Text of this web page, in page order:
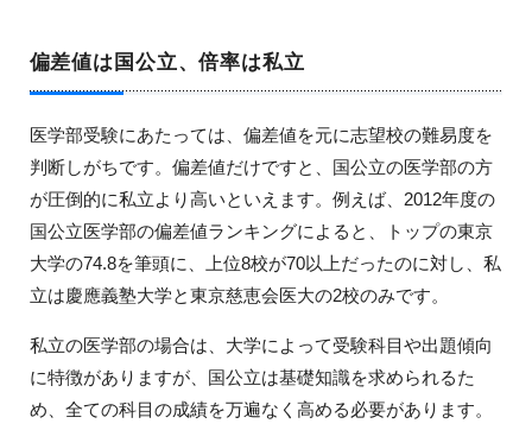
偏差値は国公立、倍率は私立
医学部受験にあたっては、偏差値を元に志望校の難易度を
判断しがちです。偏差値だけですと、国公立の医学部の方
が圧倒的に私立より高いといえます。例えば、2012年度の
国公立医学部の偏差値ランキングによると、トップの東京
大学の74.8を筆頭に、上位8校が70以上だったのに対し、私
立は慶應義塾大学と東京慈恵会医大の2校のみです。
私立の医学部の場合は、大学によって受験科目や出題傾向
に特徴がありますが、国公立は基礎知識を求められるた
め、全ての科目の成績を万遍なく高める必要があります。